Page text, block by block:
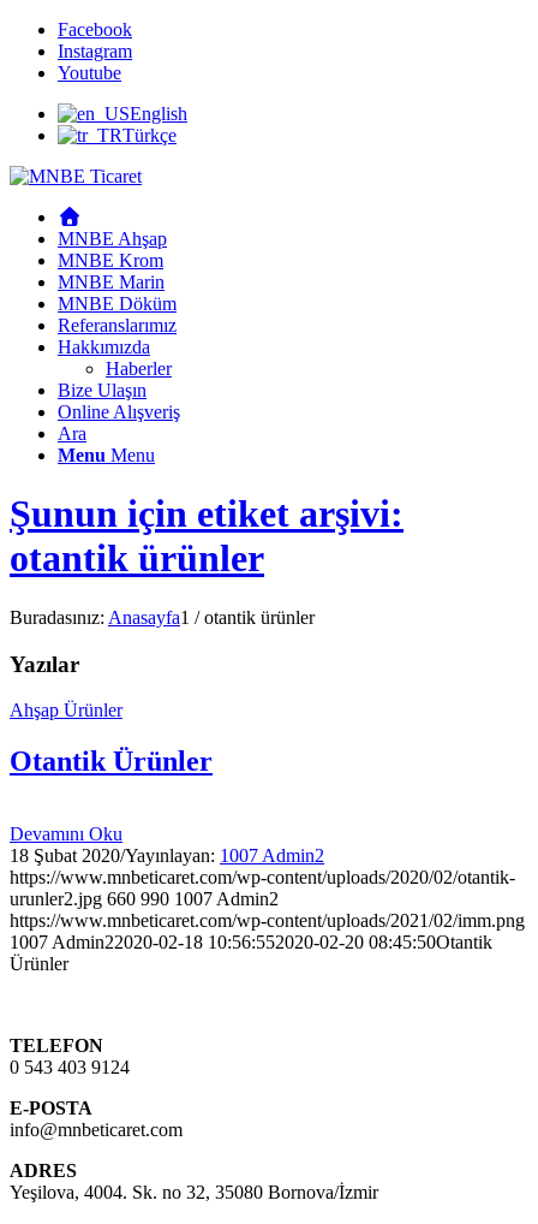
Facebook
Instagram
Youtube
English
Türkçe
MNBE Ahşap
MNBE Krom
MNBE Marin
MNBE Döküm
Referanslarımız
Hakkımızda
Haberler
Bize Ulaşın
Online Alışveriş
Ara
Menu Menu
Şunun için etiket arşivi:
otantik ürünler
Buradasınız: Anasayfa1 / otantik ürünler
Yazılar
Ahşap Ürünler
Otantik Ürünler
Devamını Oku
18 Şubat 2020/Yayınlayan: 1007 Admin2
https://www.mnbeticaret.com/wp-content/uploads/2020/02/otantik-
urunler2.jpg 660 990 1007 Admin2
https://www.mnbeticaret.com/wp-content/uploads/2021/02/imm.png
1007 Admin22020-02-18 10:56:552020-02-20 08:45:50Otantik
Ürünler
TELEFON
0 543 403 9124
E-POSTA
info@mnbeticaret.com
ADRES
Yeşilova, 4004. Sk. no 32, 35080 Bornova/İzmir